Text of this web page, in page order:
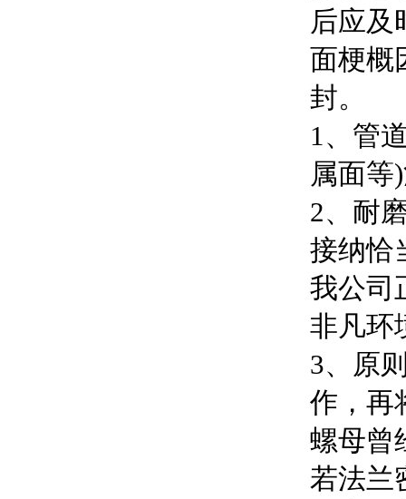
后应及
面梗概
封。
1、管
属面等
2、耐
接纳恰
我公司
非凡环
3、原
作，再
螺母曾
若法兰